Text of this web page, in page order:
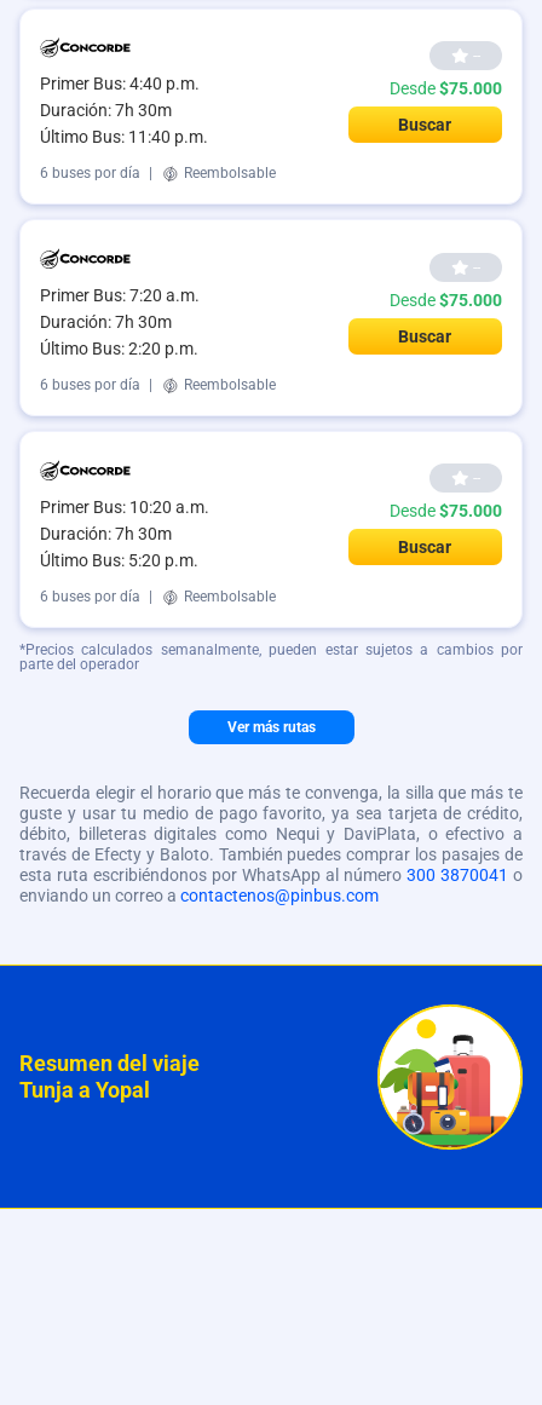
Primer Bus: 4:40 p.m.
Duración: 7h 30m
Último Bus: 11:40 p.m.
--
Desde$75.000
Buscar
6 buses por día Reembolsable
Primer Bus: 7:20 a.m.
Duración: 7h 30m
Último Bus: 2:20 p.m.
--
Desde$75.000
Buscar
6 buses por día Reembolsable
Primer Bus: 10:20 a.m.
Duración: 7h 30m
Último Bus: 5:20 p.m.
--
Desde$75.000
Buscar
6 buses por día Reembolsable
*Precios calculados semanalmente, pueden estar sujetos a cambios por
parte del operador
Ver más rutas
Recuerda elegir el horario que más te convenga, la silla que más te
guste y usar tu medio de pago favorito, ya sea tarjeta de crédito,
débito, billeteras digitales como Nequi y DaviPlata, o efectivo a
través de Efecty y Baloto. También puedes comprar los pasajes de
esta ruta escribiéndonos por WhatsApp al número 300 3870041 o
enviando un correo a contactenos@pinbus.com
Resumen del viaje
Tunja a Yopal